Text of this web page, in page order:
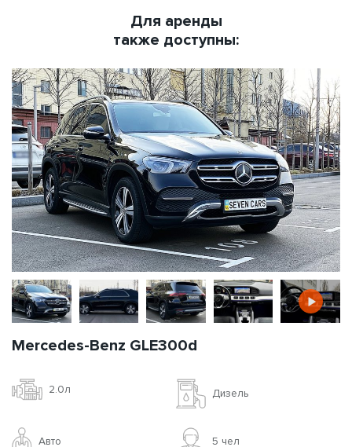
Для аренды
также доступны:
Mercedes-Benz GLE300d
2.0л Дизель
Авто 5 чел